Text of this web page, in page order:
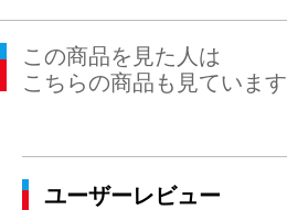
この商品を見た人は
こちらの商品も見ています
ユーザーレビュー